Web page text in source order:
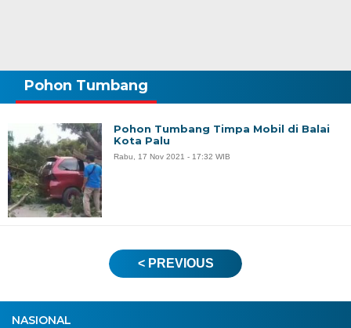
NASIONAL
Pohon Tumbang
Pohon Tumbang Timpa Mobil di Balai
Kota Palu
Rabu, 17 Nov 2021 - 17:32 WIB
< PREVIOUS